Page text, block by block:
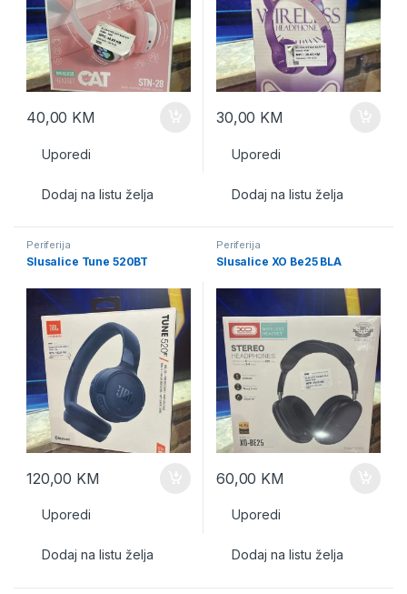
40,00 KM
Uporedi
Dodaj na listu želja
30,00 KM
Uporedi
Dodaj na listu želja
Periferija
Slusalice Tune 520BT
120,00 KM
Uporedi
Dodaj na listu želja
Periferija
Slusalice XO Be25 BLA
60,00 KM
Uporedi
Dodaj na listu želja